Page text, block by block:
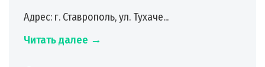
Адрес: г. Ставрополь, ул. Тухаче...
Читать далее →